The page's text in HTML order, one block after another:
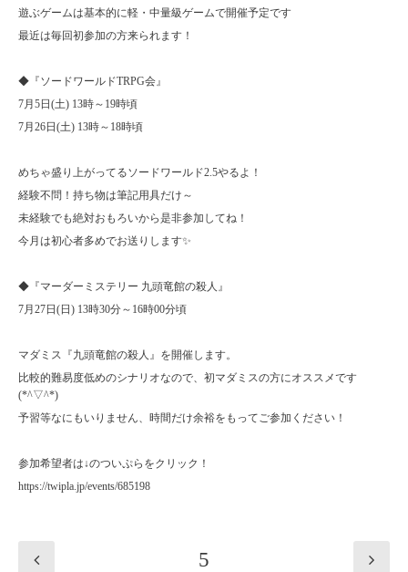
遊ぶゲームは基本的に軽・中量級ゲームで開催予定です
最近は毎回初参加の方来られます！
◆『ソードワールドTRPG会』
7月5日(土) 13時～19時頃
7月26日(土) 13時～18時頃
めちゃ盛り上がってるソードワールド2.5やるよ！
経験不問！持ち物は筆記用具だけ～
未経験でも絶対おもろいから是非参加してね！
今月は初心者多めでお送りします✨
◆『マーダーミステリー 九頭竜館の殺人』
7月27日(日) 13時30分～16時00分頃
マダミス『九頭竜館の殺人』を開催します。
比較的難易度低めのシナリオなので、初マダミスの方にオススメです
(*^▽^*)
予習等なにもいりません、時間だけ余裕をもってご参加ください！
参加希望者は↓のついぷらをクリック！
https://twipla.jp/events/685198
5